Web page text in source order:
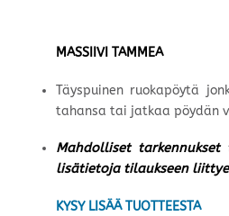
MASSIIVI TAMMEA
Täyspuinen ruokapöytä
tahansa tai jatkaa pöydän
Mahdolliset
lisätietoja tilaukseen
KYSY LISÄÄ TUOTTEESTA